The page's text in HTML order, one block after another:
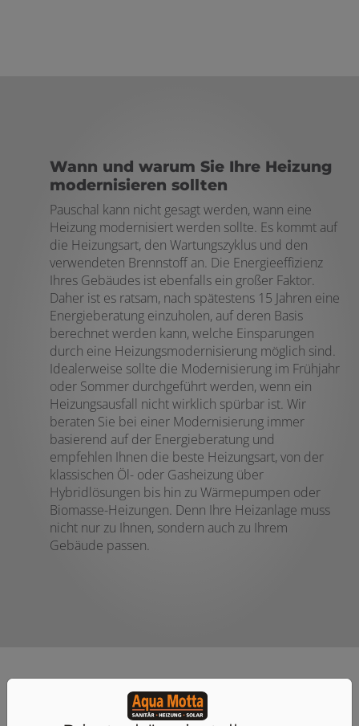
Wann und warum Sie Ihre Heizung
modernisieren sollten
Pauschal kann nicht gesagt werden, wann eine
Heizung modernisiert werden sollte. Es kommt auf
die Heizungsart, den Wartungszyklus und den
verwendeten Brennstoff an. Die Energieeffizienz
Ihres Gebäudes ist ebenfalls ein großer Faktor.
Daher ist es ratsam, nach spätestens 15 Jahren eine
Energieberatung einzuholen, auf deren Basis
berechnet werden kann, welche Einsparungen
durch eine Heizungsmodernisierung möglich sind.
Idealerweise sollte die Modernisierung im Frühjahr
oder Sommer durchgeführt werden, wenn ein
Heizungsausfall nicht wirklich spürbar ist. Wir
beraten Sie bei einer Modernisierung immer
basierend auf der Energieberatung und
empfehlen Ihnen die beste Heizungsart, von der
klassischen Öl- oder Gasheizung über
Hybridlösungen bis hin zu Wärmepumpen oder
Biomasse-Heizungen. Denn Ihre Heizanlage muss
nicht nur zu Ihnen, sondern auch zu Ihrem
Gebäude passen.
Aqua Motta: Ihr Partner für die